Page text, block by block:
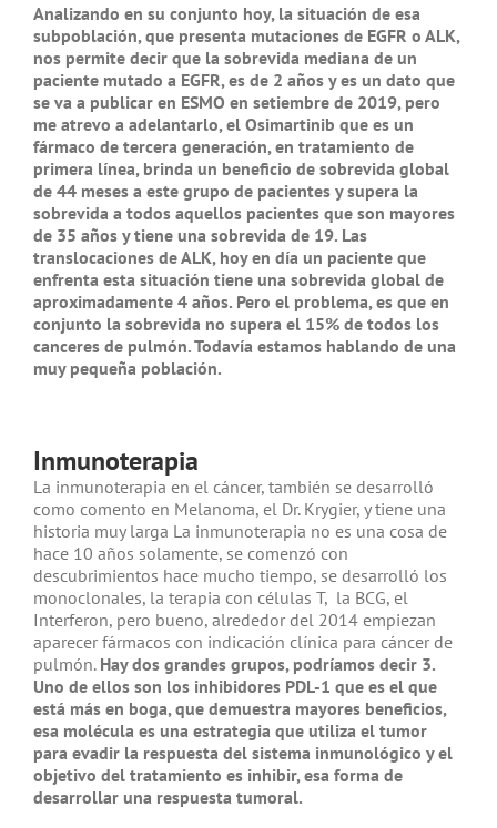
Analizando en su conjunto hoy, la situación de esa
subpoblación, que presenta mutaciones de EGFR o ALK,
nos permite decir que la sobrevida mediana de un
paciente mutado a EGFR, es de 2 años y es un dato que
se va a publicar en ESMO en setiembre de 2019, pero
me atrevo a adelantarlo, el Osimartinib que es un
fármaco de tercera generación, en tratamiento de
primera línea, brinda un beneficio de sobrevida global
de 44 meses a este grupo de pacientes y supera la
sobrevida a todos aquellos pacientes que son mayores
de 35 años y tiene una sobrevida de 19. Las
translocaciones de ALK, hoy en día un paciente que
enfrenta esta situación tiene una sobrevida global de
aproximadamente 4 años. Pero el problema, es que en
conjunto la sobrevida no supera el 15% de todos los
canceres de pulmón. Todavía estamos hablando de una
muy pequeña población.
Inmunoterapia
La inmunoterapia en el cáncer, también se desarrolló
como comento en Melanoma, el Dr. Krygier, y tiene una
historia muy larga La inmunoterapia no es una cosa de
hace 10 años solamente, se comenzó con
descubrimientos hace mucho tiempo, se desarrolló los
monoclonales, la terapia con células T, la BCG, el
Interferon, pero bueno, alrededor del 2014 empiezan
aparecer fármacos con indicación clínica para cáncer de
pulmón. Hay dos grandes grupos, podríamos decir 3.
Uno de ellos son los inhibidores PDL-1 que es el que
está más en boga, que demuestra mayores beneficios,
esa molécula es una estrategia que utiliza el tumor
para evadir la respuesta del sistema inmunológico y el
objetivo del tratamiento es inhibir, esa forma de
desarrollar una respuesta tumoral.